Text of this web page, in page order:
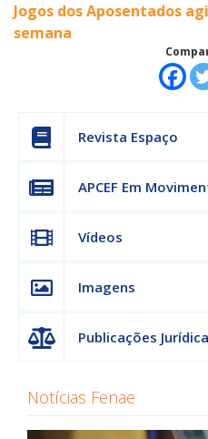
Jogos dos Aposentados
semana
Revista Espaço
APCEF Em
Vídeos
Imagens
Publicações
Notícias Fenae